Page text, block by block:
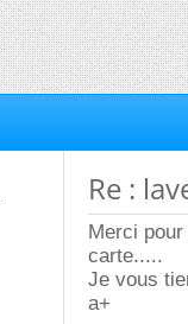
Re :
Merci
carte.....
Je vous
a+